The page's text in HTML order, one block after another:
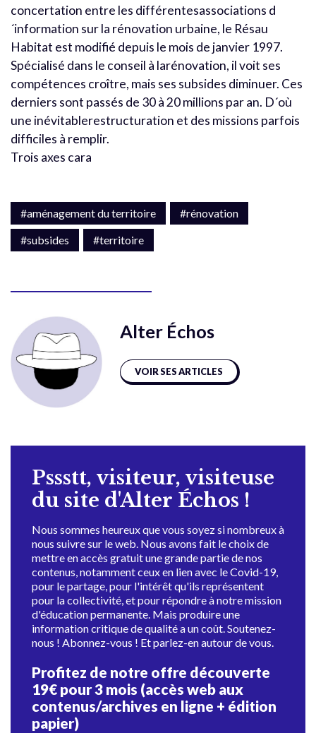
concertation entre les différentesassociations d
´information sur la rénovation urbaine, le Résau
Habitat est modifié depuis le mois de janvier 1997.
Spécialisé dans le conseil à larénovation, il voit ses
compétences croître, mais ses subsides diminuer. Ces
derniers sont passés de 30 à 20 millions par an. D´où
une inévitablerestructuration et des missions parfois
difficiles à remplir.
Trois axes cara
#aménagement du territoire
#rénovation
#subsides
#territoire
Alter Échos
VOIR SES ARTICLES
Pssstt, visiteur, visiteuse
du site d'Alter Échos !
Nous sommes heureux que vous soyez si nombreux à
nous suivre sur le web. Nous avons fait le choix de
mettre en accès gratuit une grande partie de nos
contenus, notamment ceux en lien avec le Covid-19,
pour le partage, pour l'intérêt qu'ils représentent
pour la collectivité, et pour répondre à notre mission
d'éducation permanente. Mais produire une
information critique de qualité a un coût. Soutenez-
nous ! Abonnez-vous ! Et parlez-en autour de vous.
Profitez de notre offre découverte
19€ pour 3 mois (accès web aux
contenus/archives en ligne + édition
papier)